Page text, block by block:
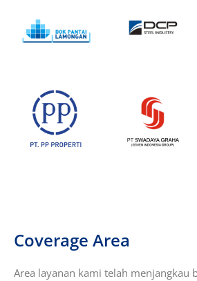
Coverage Area
Area layanan kami telah menjangkau